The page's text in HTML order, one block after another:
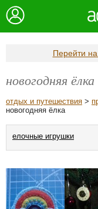
Перейти
новогодняя ёлка
отдых и путешествия >
новогодняя ёлка
елочные игрушки